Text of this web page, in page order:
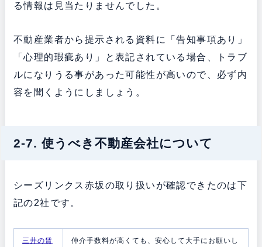
る情報は見当たりませんでした。
不動産業者から提示される資料に「告知事項あり」
「心理的瑕疵あり」と表記されている場合、トラブ
ルになりうる事があった可能性が高いので、必ず内
容を聞くようにしましょう。
2-7. 使うべき不動産会社について
シーズリンクス赤坂の取り扱いが確認できたのは下
記の2社です。
三井の賃
仲介手数料が高くても、安心して大手にお願いし